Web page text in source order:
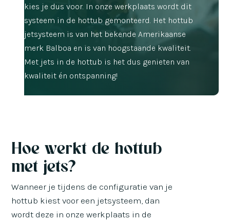
kies je dus voor. In onze werkplaats wordt dit
systeem in de hottub gemonteerd. Het hottub
jetsysteem is van het bekende Amerikaanse
merk Balboa en is van hoogstaande kwaliteit.
Met jets in de hottub is het dus genieten van
kwaliteit én ontspanning!
Hoe werkt de hottub
met jets?
Wanneer je tijdens de configuratie van je
hottub kiest voor een jetsysteem, dan
wordt deze in onze werkplaats in de